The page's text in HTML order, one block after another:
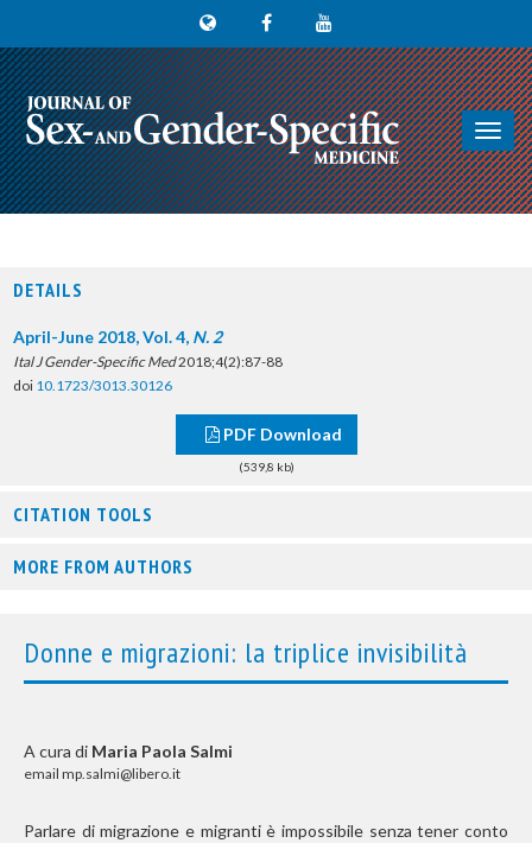
DETAILS
April-June 2018, Vol. 4, N. 2
Ital J Gender-Specific Med2018;4(2):87-88
doi 10.1723/3013.30126
PDF Download
(539,8 kb)
CITATION TOOLS
MORE FROM AUTHORS
Donne e migrazioni: la triplice invisibilità
A cura di Maria Paola Salmi
email mp.salmi@libero.it
Parlare di migrazione e migranti è impossibile senza tener conto